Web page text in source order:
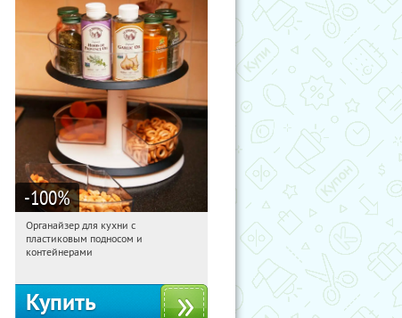
-100%
05:18:04 Получили:
Россия
Органайзер для кухни с
пластиковым подносом и
контейнерами
Купить